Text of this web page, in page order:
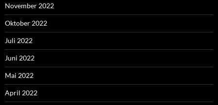
November 2022
Oktober 2022
Juli 2022
Juni 2022
Mai 2022
April 2022